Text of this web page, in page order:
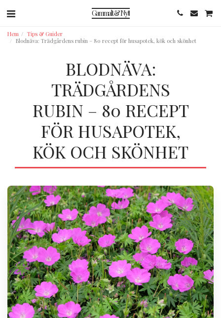
Gammalt & Nytt
Hem
Tips & Guider
Blodnäva: Trädgårdens rubin – 80 recept för husapotek, kök och skönhet
BLODNÄVA:
TRÄDGÅRDENS
RUBIN – 80 RECEPT
FÖR HUSAPOTEK,
KÖK OCH SKÖNHET